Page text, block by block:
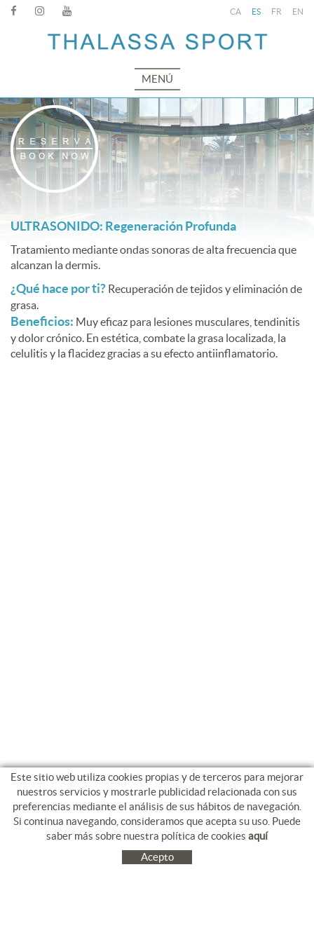
CA ES FR EN
MENÚ
ULTRASONIDO: Regeneración Profunda
Tratamiento mediante ondas sonoras de alta frecuencia que
alcanzan la dermis.
¿Qué hace por ti? Recuperación de tejidos y eliminación de
grasa.
Beneficios: Muy eficaz para lesiones musculares, tendinitis
y dolor crónico. En estética, combate la grasa localizada, la
celulitis y la flacidez gracias a su efecto antiinflamatorio.
Este sitio web utiliza cookies propias y de terceros para mejorar
nuestros servicios y mostrarle publicidad relacionada con sus
preferencias mediante el análisis de sus hábitos de navegación.
Si continua navegando, consideramos que acepta su uso. Puede
saber más sobre nuestra política de cookies aquí
Acepto